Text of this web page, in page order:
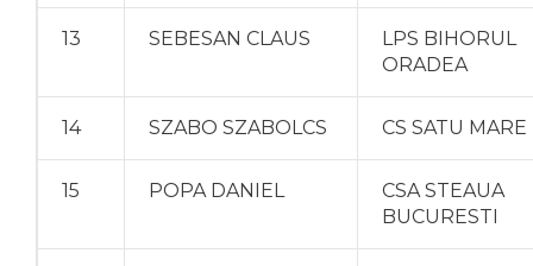
13 SEBESAN CLAUS
LPS BIHORUL
ORADEA
14 SZABO SZABOLCS CS SATU MARE
15 POPA DANIEL
CSA STEAUA
BUCURESTI